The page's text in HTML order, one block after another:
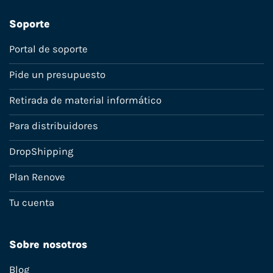
Soporte
Portal de soporte
Pide un presupuesto
Retirada de material informático
Para distribuidores
DropShipping
Plan Renove
Tu cuenta
Sobre nosotros
Blog